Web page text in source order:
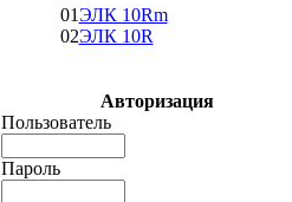
01ЭЛК 10Rm
02ЭЛК 10R
Авторизация
Пользователь
Пароль